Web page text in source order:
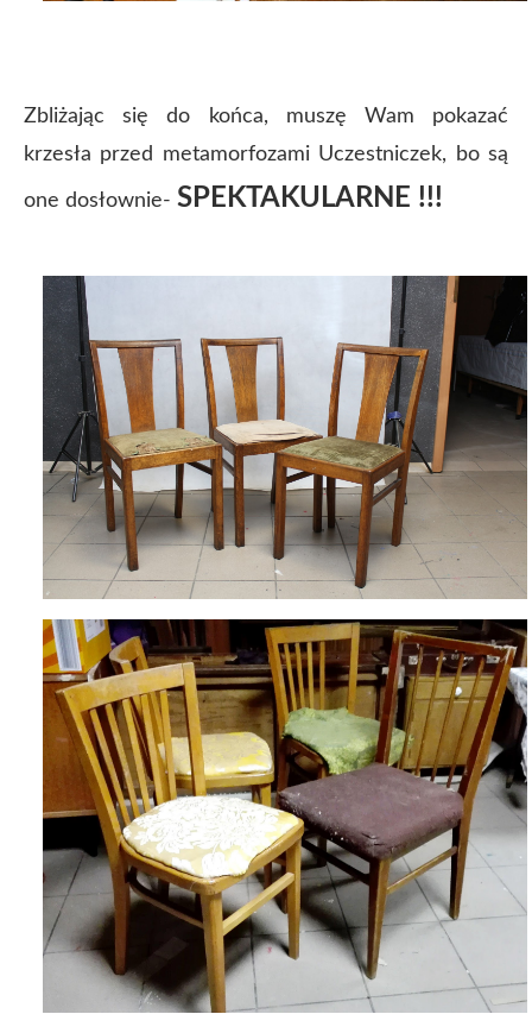
Zbliżając się do końca, muszę Wam pokazać
krzesła przed metamorfozami Uczestniczek, bo są
one dosłownie- SPEKTAKULARNE !!!